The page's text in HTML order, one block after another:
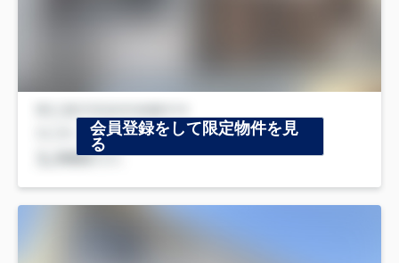
会員登録をして限定物件を見
る